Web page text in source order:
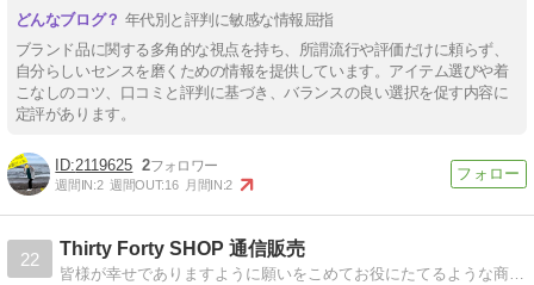
年代別と評判に敏感な情報屈指
ブランド品に関する多角的な視点を持ち、所謂流行や評価だけに頼らず、
自分らしいセンスを磨くための情報を提供しています。アイテム選びや着
こなしのコツ、口コミと評判に基づき、バランスの良い選択を促す内容に
定評があります。
2119625 2
週間IN:2 週間OUT:16 月間IN:2
22
Thirty Forty SHOP 通信販売
皆様が幸せでありますように願いをこめてお役にたてるような商品を紹介しています。